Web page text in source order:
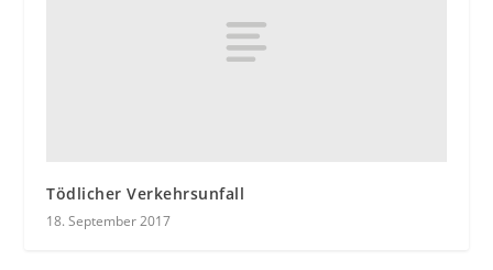
Tödlicher Verkehrsunfall
18. September 2017